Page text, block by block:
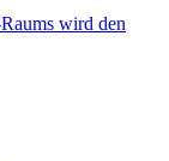
wird den